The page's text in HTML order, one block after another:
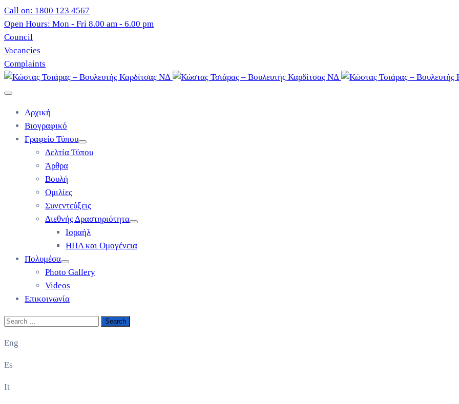
Call on: 1800 123 4567
Open Hours: Mon - Fri 8.00 am - 6.00 pm
Council
Vacancies
Complaints
Αρχική
Βιογραφικό
Γραφείο Τύπου
Δελτία Τύπου
Άρθρα
Βουλή
Ομιλίες
Συνεντεύξεις
Διεθνής Δραστηριότητα
Ισραήλ
ΗΠΑ και Ομογένεια
Πολυμέσα
Photo Gallery
Videos
Επικοινωνία
Eng
Es
It